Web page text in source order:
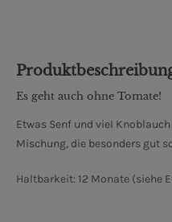
Es geht auch ohne Tomate!
Etwas Senf und viel
Mischung, die besonders gut
Haltbarkeit:12 Monate (siehe